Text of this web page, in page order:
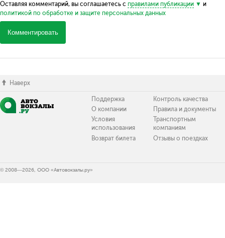
Оставляя комментарий, вы соглашаетесь с правилами публикации
и
политикой по обработке и защите персональных данных
Комментировать
Наверх
Поддержка
О компании
Условия
использования
Возврат билета
Контроль качества
Правила и документы
Транспортным
компаниям
Отзывы о поездках
© 2008—2026, ООО «Автовокзалы.ру»